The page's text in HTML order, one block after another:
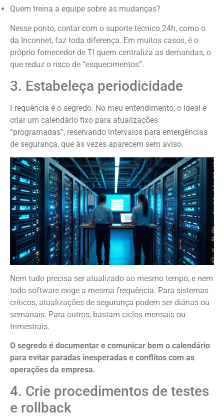
Quem treina a equipe sobre as mudanças?
Nesse ponto, contar com o suporte técnico 24h, como o
da Inconnet, faz toda diferença. Em muitos casos, é o
próprio fornecedor de TI quem centraliza as demandas, o
que reduz o risco de “esquecimentos”.
3. Estabeleça periodicidade
Frequência é o segredo. No meu entendimento, o ideal é
criar um calendário fixo para atualizações
“programadas”, reservando intervalos para emergências
de segurança, que às vezes aparecem sem aviso.
Nem tudo precisa ser atualizado ao mesmo tempo, e nem
todo software exige a mesma frequência. Para sistemas
críticos, atualizações de segurança podem ser diárias ou
semanais. Para outros, bastam ciclos mensais ou
trimestrais.
O segredo é documentar e comunicar bem o calendário
para evitar paradas inesperadas e conflitos com as
operações da empresa.
4. Crie procedimentos de testes
e rollback